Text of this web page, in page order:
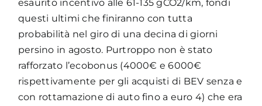
esaurito incentivo alle 61-135 gCO2/km, fondi
questi ultimi che finiranno con tutta
probabilità nel giro di una decina di giorni
persino in agosto. Purtroppo non è stato
rafforzato l’ecobonus (4000€ e 6000€
rispettivamente per gli acquisti di BEV senza e
con rottamazione di auto fino a euro 4) che era